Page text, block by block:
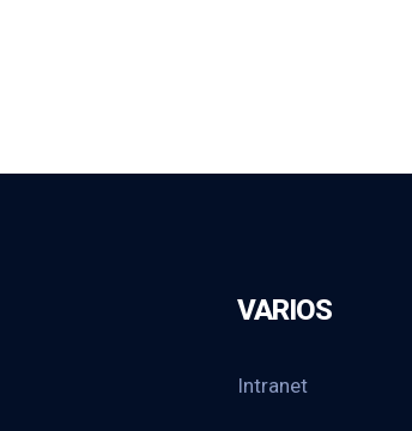
VARIOS
Intranet